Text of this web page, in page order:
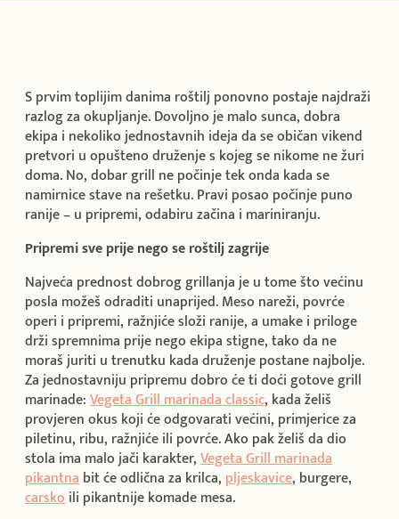
S prvim toplijim danima roštilj ponovno postaje najdraži
razlog za okupljanje. Dovoljno je malo sunca, dobra
ekipa i nekoliko jednostavnih ideja da se običan vikend
pretvori u opušteno druženje s kojeg se nikome ne žuri
doma. No, dobar grill ne počinje tek onda kada se
namirnice stave na rešetku. Pravi posao počinje puno
ranije – u pripremi, odabiru začina i mariniranju.
Pripremi sve prije nego se roštilj zagrije
Najveća prednost dobrog grillanja je u tome što većinu
posla možeš odraditi unaprijed. Meso nareži, povrće
operi i pripremi, ražnjiće složi ranije, a umake i priloge
drži spremnima prije nego ekipa stigne, tako da ne
moraš juriti u trenutku kada druženje postane najbolje.
Za jednostavniju pripremu dobro će ti doći gotove grill
marinade:Vegeta Grill marinada classic, kada želiš
provjeren okus koji će odgovarati većini, primjerice za
piletinu, ribu, ražnjiće ili povrće. Ako pak želiš da dio
stola ima malo jači karakter,Vegeta Grill marinada
pikantnabit će odlična za krilca, pljeskavice, burgere,
carskoili pikantnije komade mesa.